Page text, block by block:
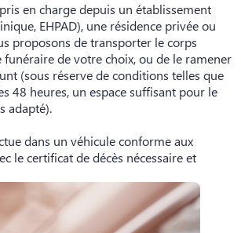
en charge depuis un établissement
EHPAD), une résidence privée ou
proposons de transporter le corps
funéraire de votre choix, ou de le ramener
(sous réserve de conditions telles que
48 heures, un espace suffisant pour le
adapté).
dans un véhicule conforme aux
le certificat de décès nécessaire et